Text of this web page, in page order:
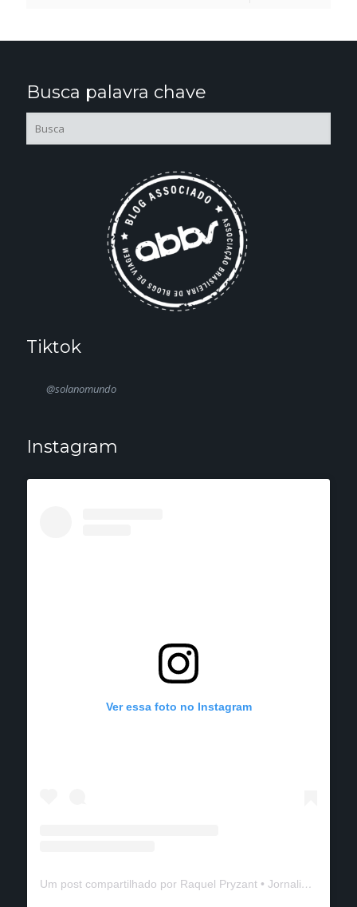
Busca palavra chave
Tiktok
@solanomundo
Instagram
Ver essa foto no Instagram
Um post compartilhado por Raquel Pryzant • Jornalismo de Viagem (@solanomundo)